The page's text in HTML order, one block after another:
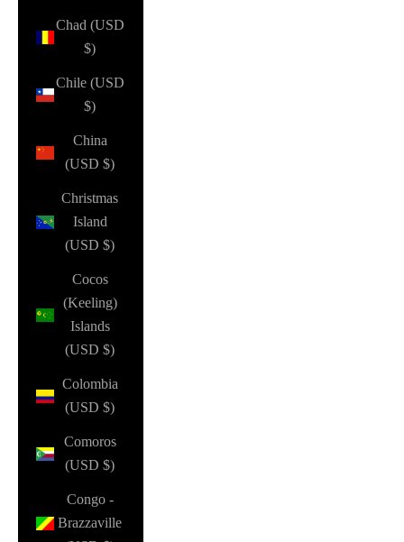
Chad (USD
$)
Chile (USD
$)
China
(USD $)
Christmas
Island
(USD $)
Cocos
(Keeling)
Islands
(USD $)
Colombia
(USD $)
Comoros
(USD $)
Congo -
Brazzaville